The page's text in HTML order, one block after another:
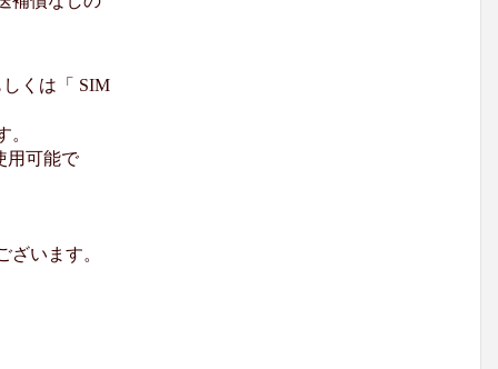
くは「 SIM
用可能で
います。